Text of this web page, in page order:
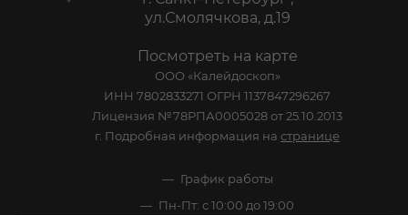
ул.Смолячкова, д.19
Посмотреть на карте
ООО «Калейдоскоп»
ИНН 7802833271 ОГРН 1137847296267
Лицензия №78РПА0005028 от 25.10.2013
г. Подробная информация на странице
График работы
Пн-Пт: с 10:00 до 19:00